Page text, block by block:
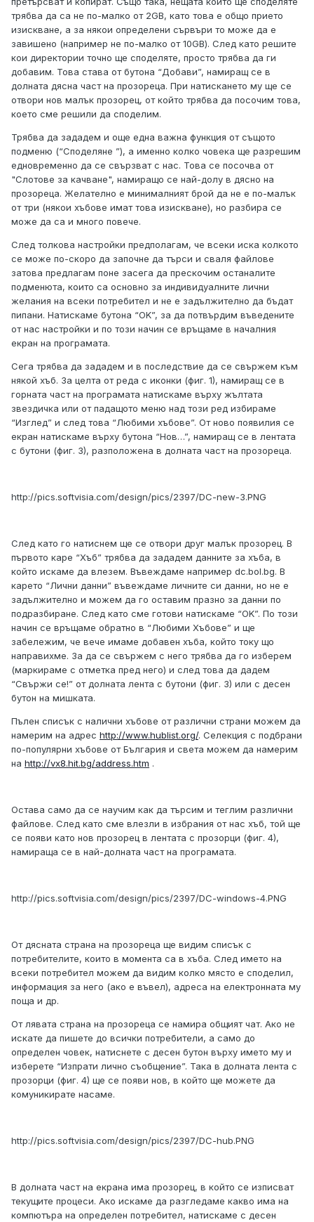
трябва да са не по-малко от 2GB, като това е общо прието
изискване, а за някои определени сървъри то може да е
завишено (например не по-малко от 10GB). След като решите
кои директории точно ще споделяте, просто трябва да ги
добавим. Това става от бутона “Добави”, намиращ се в
долната дясна част на прозореца. При натискането му ще се
отвори нов малък прозорец, от който трябва да посочим това,
което сме решили да споделим.
Трябва да зададем и още една важна функция от същото
подменю (“Споделяне ”), а именно колко човека ще разрешим
едновременно да се свързват с нас. Това се посочва от
"Слотове за качване", намиращо се най-долу в дясно на
прозореца. Желателно е минималният брой да не е по-малък
от три (някои хъбове имат това изискване), но разбира се
може да са и много повече.
След толкова настройки предполагам, че всеки иска колкото
се може по-скоро да започне да търси и сваля файлове
затова предлагам поне засега да прескочим останалите
подменюта, които са основно за индивидуалните лични
желания на всеки потребител и не е задължително да бъдат
пипани. Натискаме бутона “OK”, за да потвърдим въведените
от нас настройки и по този начин се връщаме в началния
екран на програмата.
Сега трябва да зададем и в последствие да се свържем към
някой хъб. За целта от реда с иконки (фиг. 1), намиращ се в
горната част на програмата натискаме върху жълтата
звездичка или от падащото меню над този ред избираме
“Изглед” и след това “Любими хъбове”. От ново появилия се
екран натискаме върху бутона “Нов…”, намиращ се в лентата
с бутони (фиг. 3), разположена в долната част на прозореца.
http://pics.softvisia.com/design/pics/2397/DC-new-3.PNG
След като го натиснем ще се отвори друг малък прозорец. В
първото каре “Хъб” трябва да зададем данните за хъба, в
който искаме да влезем. Въвеждаме например dc.bol.bg. В
карето “Лични данни” въвеждаме личните си данни, но не е
задължително и можем да го оставим празно за данни по
подразбиране. След като сме готови натискаме “OK”. По този
начин се връщаме обратно в “Любими Хъбове” и ще
забележим, че вече имаме добавен хъба, който току що
направихме. За да се свържем с него трябва да го изберем
(маркираме с отметка пред него) и след това да дадем
“Свържи се!” от долната лента с бутони (фиг. 3) или с десен
бутон на мишката.
Пълен списък с налични хъбове от различни страни можем да
намерим на адрес http://www.hublist.org/. Селекция с подбрани
по-популярни хъбове от България и света можем да намерим
на http://vx8.hit.bg/address.htm .
Остава само да се научим как да търсим и теглим различни
файлове. След като сме влезли в избрания от нас хъб, той ще
се появи като нов прозорец в лентата с прозорци (фиг. 4),
намираща се в най-долната част на програмата.
http://pics.softvisia.com/design/pics/2397/DC-windows-4.PNG
От дясната страна на прозореца ще видим списък с
потребителите, които в момента са в хъба. След името на
всеки потребител можем да видим колко място е споделил,
информация за него (ако е въвел), адреса на електронната му
поща и др.
От лявата страна на прозореца се намира общият чат. Ако не
искате да пишете до всички потребители, а само до
определен човек, натиснете с десен бутон върху името му и
изберете “Изпрати лично съобщение”. Така в долната лента с
прозорци (фиг. 4) ще се появи нов, в който ще можете да
комуникирате насаме.
http://pics.softvisia.com/design/pics/2397/DC-hub.PNG
В долната част на екрана има прозорец, в който се изписват
текущите процеси. Ако искаме да разгледаме какво има на
компютъра на определен потребител, натискаме с десен